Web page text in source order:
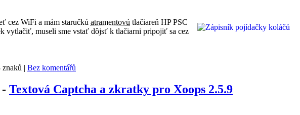
cez WiFi a mám staručkú atramentovú tlačiareň HP PSC
vytlačiť, museli sme vstať dôjsť k tlačiarni pripojiť sa cez
znaků | Bez komentářů
- Textová Captcha a zkratky pro Xoops 2.5.9